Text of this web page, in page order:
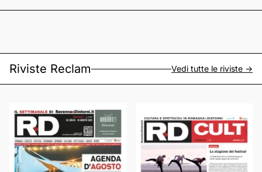
Riviste Reclam Vedi tutte le riviste ->